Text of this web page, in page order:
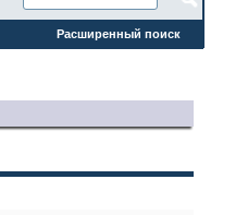
Расширенный поиск